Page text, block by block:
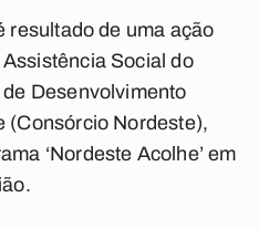
resultado de uma ação
Social do
Desenvolvimento
(Consórcio Nordeste),
‘Nordeste Acolhe’ em